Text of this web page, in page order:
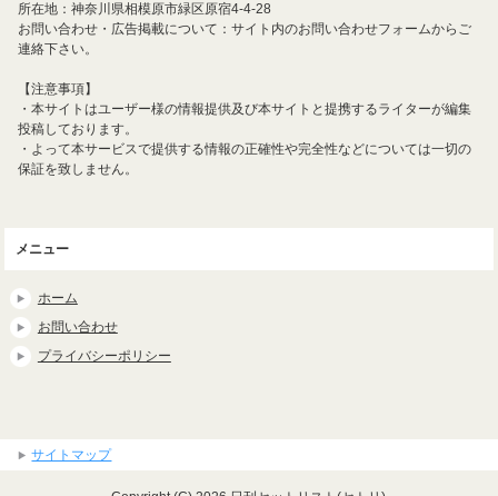
所在地：神奈川県相模原市緑区原宿4-4-28
お問い合わせ・広告掲載について：サイト内のお問い合わせフォームからご
連絡下さい。
【注意事項】
・本サイトはユーザー様の情報提供及び本サイトと提携するライターが編集
投稿しております。
・よって本サービスで提供する情報の正確性や完全性などについては一切の
保証を致しません。
メニュー
ホーム
お問い合わせ
プライバシーポリシー
サイトマップ